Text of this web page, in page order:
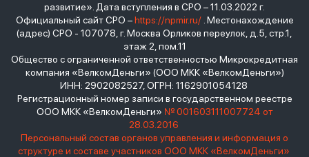
развитие». Дата вступления в СРО – 11.03.2022 г.
Официальный сайт СРО –https://npmir.ru/. Местонахождение
(адрес) СРО - 107078, г. Москва Орликов переулок, д.5, стр.1,
этаж 2, пом.11
Общество с ограниченной ответственностью Микрокредитная
компания «ВелкомДеньги» (ООО МКК «ВелкомДеньги»)
ИНН: 2902082527, ОГРН: 1162901054128
Регистрационный номер записи в государственном реестре
ООО МКК «ВелкомДеньги» № 001603111007724 от
28.03.2016
Персональный состав органов управления и информация о
структуре и составе участников ООО МКК «ВелкомДеньги»